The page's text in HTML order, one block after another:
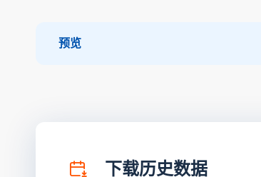
预览
下载历史数据